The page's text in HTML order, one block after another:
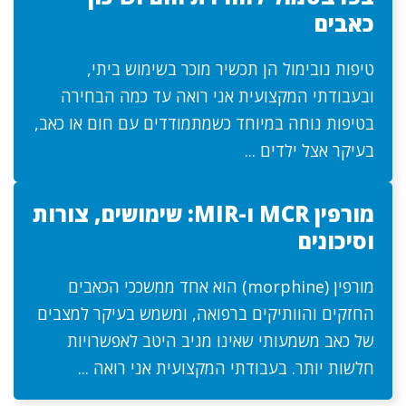
כאבים
טיפות נובימול הן תכשיר מוכר בשימוש ביתי,
ובעבודתי המקצועית אני רואה עד כמה הבחירה
בטיפות נוחה במיוחד כשמתמודדים עם חום או כאב,
בעיקר אצל ילדים ...
מורפין MCR ו-MIR: שימושים, צורות
וסיכונים
מורפין (morphine) הוא אחד ממשככי הכאבים
החזקים והוותיקים ברפואה, ומשמש בעיקר למצבים
של כאב משמעותי שאינו מגיב היטב לאפשרויות
חלשות יותר. בעבודתי המקצועית אני רואה ...